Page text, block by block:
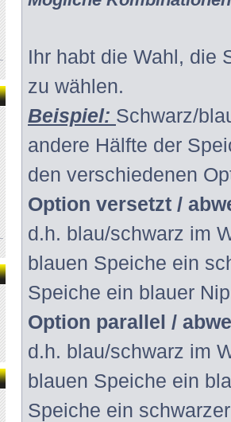
Ihr habt die Wahl, die
zu wählen.
Beispiel: Schwarz/
andere Hälfte der
den verschiedenen
Option versetzt /
d.h. blau/schwarz im
blauen Speiche ein
Speiche ein blauer
Option parallel /
d.h. blau/schwarz im
blauen Speiche ein
Speiche ein